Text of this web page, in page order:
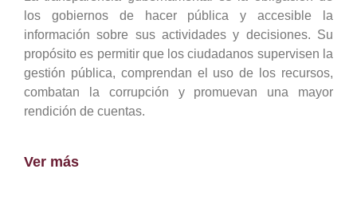
los gobiernos de hacer pública y accesible la
información sobre sus actividades y decisiones. Su
propósito es permitir que los ciudadanos supervisen la
gestión pública, comprendan el uso de los recursos,
combatan la corrupción y promuevan una mayor
rendición de cuentas.
Ver más